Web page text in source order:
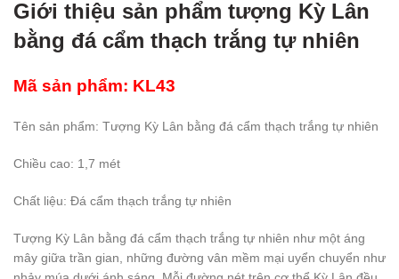
Giới thiệu sản phẩm tượng Kỳ Lân
bằng đá cẩm thạch trắng tự nhiên
Mã sản phẩm: KL43
Tên sản phẩm: Tượng Kỳ Lân bằng đá cẩm thạch trắng tự nhiên
Chiều cao: 1,7 mét
Chất liệu: Đá cẩm thạch trắng tự nhiên
Tượng Kỳ Lân bằng đá cẩm thạch trắng tự nhiên như một áng
mây giữa trần gian, những đường vân mềm mại uyển chuyển như